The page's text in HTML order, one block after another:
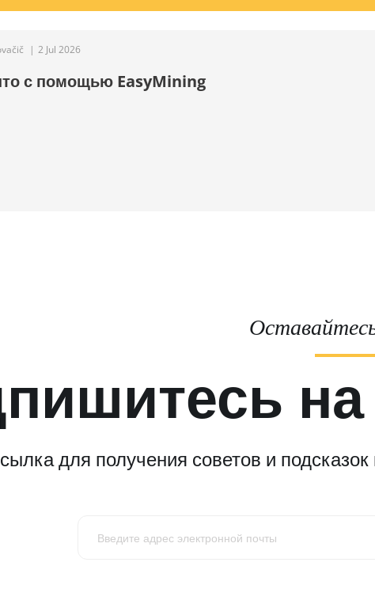
| 2 Jul 2026
с помощью EasyMining
для получения советов и